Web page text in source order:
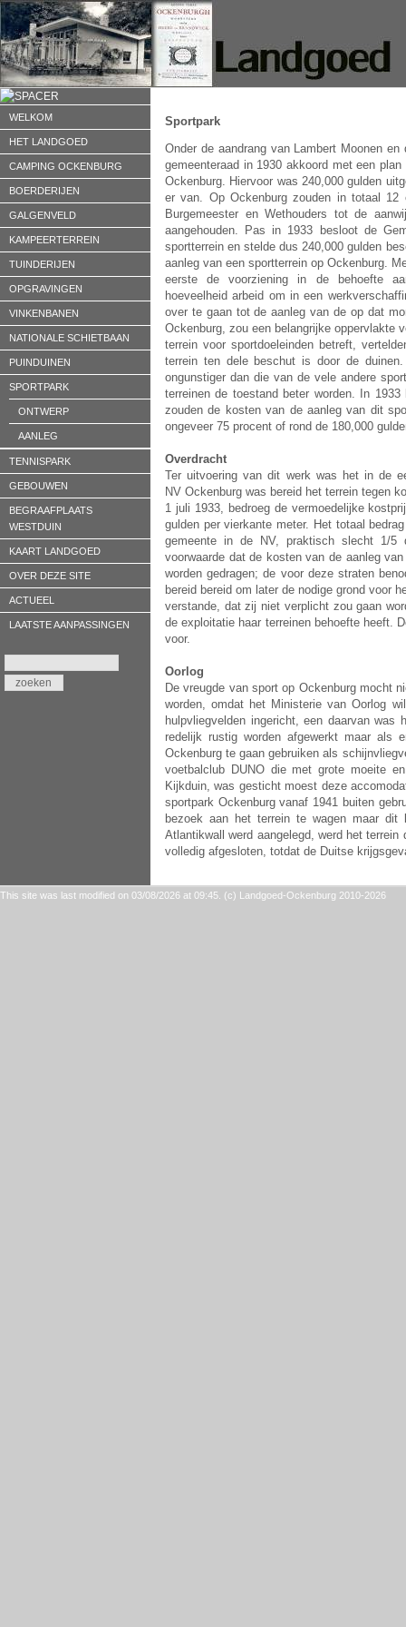
WELKOM
HET LANDGOED
CAMPING OCKENBURG
BOERDERIJEN
GALGENVELD
KAMPEERTERREIN
TUINDERIJEN
OPGRAVINGEN
VINKENBANEN
NATIONALE SCHIETBAAN
PUINDUINEN
SPORTPARK
ONTWERP
AANLEG
TENNISPARK
GEBOUWEN
BEGRAAFPLAATS
WESTDUIN
KAART LANDGOED
OVER DEZE SITE
ACTUEEL
LAATSTE AANPASSINGEN
Sportpark
Onder de aandrang van Lambert Moonen
gemeenteraad in 1930 akkoord met een
Ockenburg. Hiervoor was 240,000 gulden
er van. Op Ockenburg zouden in totaal
Burgemeester en Wethouders tot de
aangehouden. Pas in 1933 besloot de
sportterrein en stelde dus 240,000 gulden
aanleg van een sportterrein op Ockenburg.
eerste de voorziening in de behoefte
hoeveelheid arbeid om in een
over te gaan tot de aanleg van de op dat
Ockenburg, zou een belangrijke oppervlakte
terrein voor sportdoeleinden betreft,
terrein ten dele beschut is door de
ongunstiger dan die van de vele andere
terreinen de toestand beter worden. In
zouden de kosten van de aanleg van dit
ongeveer 75 procent of rond de 180,000
Overdracht
Ter uitvoering van dit werk was het in de
NV Ockenburg was bereid het terrein tegen
1 juli 1933, bedroeg de vermoedelijke
gulden per vierkante meter. Het totaal
gemeente in de NV, praktisch slecht 1/5
voorwaarde dat de kosten van de aanleg
worden gedragen; de voor deze straten
bereid bereid om later de nodige grond voor
verstande, dat zij niet verplicht zou gaan
de exploitatie haar terreinen behoefte heeft.
voor.
Oorlog
De vreugde van sport op Ockenburg mocht
worden, omdat het Ministerie van Oorlog
hulpvliegvelden ingericht, een daarvan
redelijk rustig worden afgewerkt maar als
Ockenburg te gaan gebruiken als
voetbalclub DUNO die met grote moeite
Kijkduin, was gesticht moest deze
sportpark Ockenburg vanaf 1941 buiten
bezoek aan het terrein te wagen maar
Atlantikwall werd aangelegd, werd het
volledig afgesloten, totdat de Duitse
This site was last modified on 03/08/2026 at 09:45. (c) Landgoed-Ockenburg 2010-2026